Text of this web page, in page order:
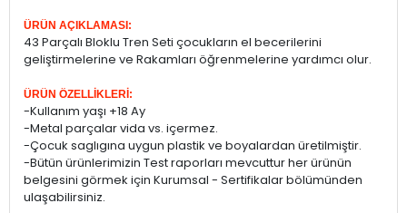
ÜRÜN AÇIKLAMASI:
43 Parçalı Bloklu Tren Seti çocukların el becerilerini
geliştirmelerine ve Rakamları öğrenmelerine yardımcı olur.
ÜRÜN ÖZELLİKLERİ:
-Kullanım yaşı +18 Ay
-Metal parçalar vida vs. içermez.
-Çocuk saglıgına uygun plastik ve boyalardan üretilmiştir.
-Bütün ürünlerimizin Test raporları mevcuttur her ürünün
belgesini görmek için Kurumsal - Sertifikalar bölümünden
ulaşabilirsiniz.